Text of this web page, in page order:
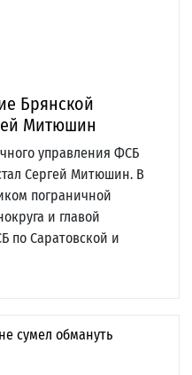
Брянской
Митюшин
управления ФСБ
Сергей Митюшин. В
пограничной
и главой
по Саратовской и